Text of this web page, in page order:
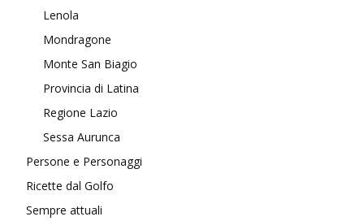
Lenola
Mondragone
Monte San Biagio
Provincia di Latina
Regione Lazio
Sessa Aurunca
Persone e Personaggi
Ricette dal Golfo
Sempre attuali